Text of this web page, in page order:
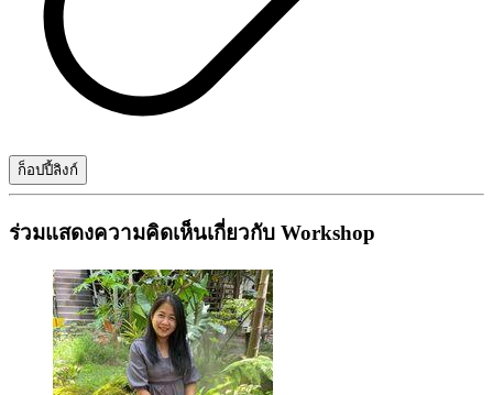
ก็อปปี้ลิงก์
ร่วมแสดงความคิดเห็นเกี่ยวกับ Workshop